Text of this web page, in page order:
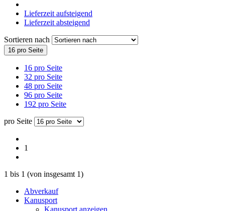
Lieferzeit aufsteigend
Lieferzeit absteigend
Sortieren nach
16 pro Seite
16 pro Seite
32 pro Seite
48 pro Seite
96 pro Seite
192 pro Seite
pro Seite
1
1 bis 1 (von insgesamt 1)
Abverkauf
Kanusport
Kanusport anzeigen